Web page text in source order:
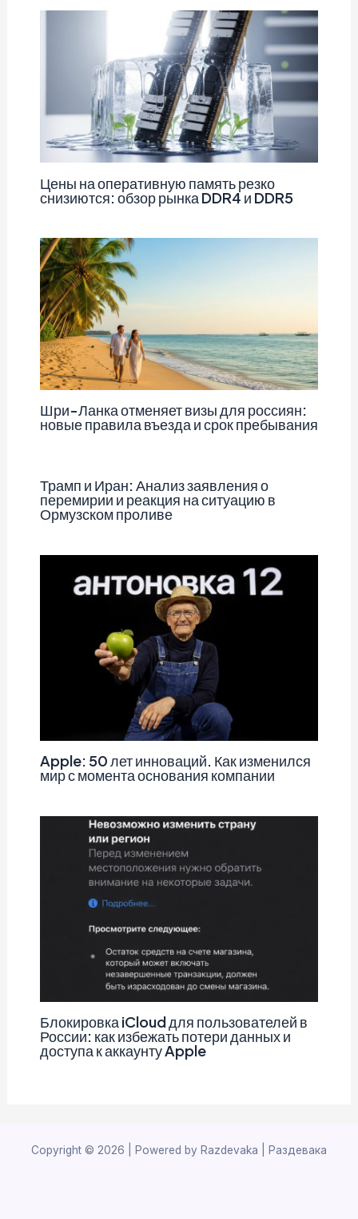
Цены на оперативную память резко
снизиются: обзор рынка DDR4 и DDR5
Шри-Ланка отменяет визы для россиян:
новые правила въезда и срок пребывания
Трамп и Иран: Анализ заявления о
перемирии и реакция на ситуацию в
Ормузском проливе
Apple: 50 лет инноваций. Как изменился
мир с момента основания компании
Блокировка iCloud для пользователей в
России: как избежать потери данных и
доступа к аккаунту Apple
Copyright © 2026 | Powered by Razdevaka | Раздевака